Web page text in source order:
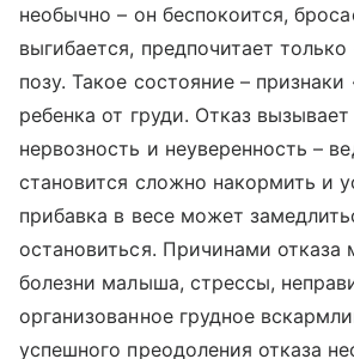
необычно – он беспокоится,
выгибается, предпочитает
позу. Такое состояние – признаки
ребенка от груди. Отказ
нервозность и неуверенность –
становится сложно накормить и
прибавка в весе может
остановиться. Причинами отказа
болезни малыша, стрессы,
организованное грудное
успешного преодоления отказа